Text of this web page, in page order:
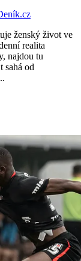
ženský život ve
realita
najdou tu
sahá od